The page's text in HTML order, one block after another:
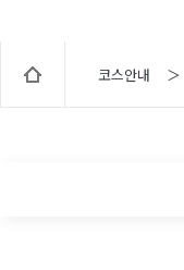
코스안내 ＞